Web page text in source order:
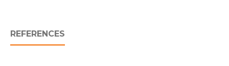
REFERENCES